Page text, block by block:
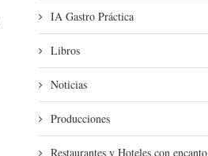
IA Gastro Práctica
Libros
Noticias
Producciones
Restaurantes y Hoteles con encanto